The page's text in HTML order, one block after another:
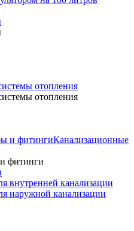
отопления
отопления
Канализационные
фитинги
внутренней канализации
наружной канализации